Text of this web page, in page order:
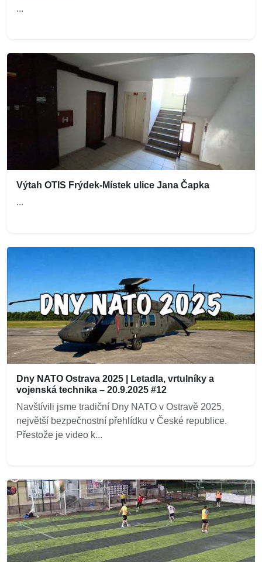
...
Výtah OTIS Frýdek-Místek ulice Jana Čapka
...
Dny NATO Ostrava 2025 | Letadla, vrtulníky a
vojenská technika – 20.9.2025 #12
Navštívili jsme tradiční Dny NATO v Ostravě 2025,
největší bezpečnostní přehlídku v České republice.
Přestože je video k...